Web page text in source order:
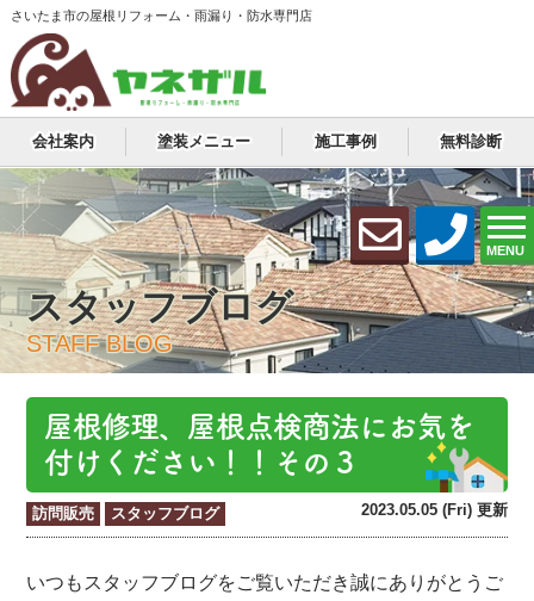
さいたま市の屋根リフォーム・雨漏り・防水専門店
MENU
会社案内 塗装メニュー 施工事例 無料診断
スタッフブログ
STAFF BLOG
屋根修理、屋根点検商法にお気を
付けください！！その３
訪問販売 スタッフブログ 2023.05.05 (Fri) 更新
いつもスタッフブログをご覧いただき誠にありがとうご